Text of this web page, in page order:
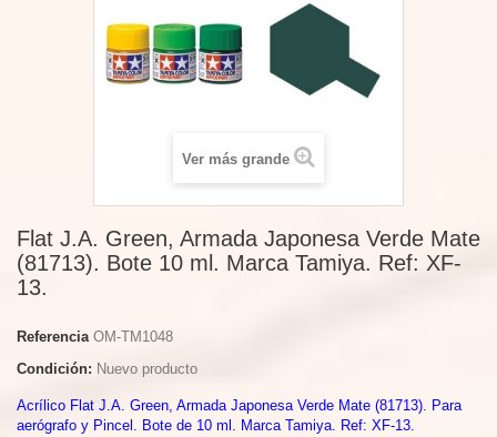
Ver más grande
Flat J.A. Green, Armada Japonesa Verde Mate
(81713). Bote 10 ml. Marca Tamiya. Ref: XF-
13.
Referencia OM-TM1048
Condición: Nuevo producto
Acrílico Flat J.A. Green, Armada Japonesa Verde Mate (81713). Para
aerógrafo y Pincel. Bote de 10 ml. Marca Tamiya. Ref: XF-13.